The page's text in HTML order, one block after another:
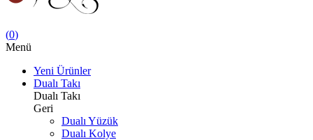
(0)
Menü
Yeni Ürünler
Dualı Takı
Dualı Takı
Geri
Dualı Yüzük
Dualı Kolye